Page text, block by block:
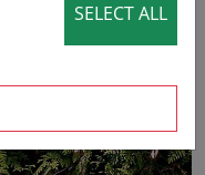
›
SELECT ALL